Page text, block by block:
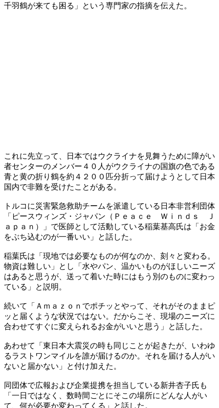
千羽鶴が来ても困る」という専門家の指摘を伝えた。
これに先立って、日本ではウクライナを見舞うために障がい
者センターのメンバー４０人がウクライナの国旗の色である
青と黄の折り鶴を約４２００匹分折って届けようとして日本
国内で非難を受けたことがある。
トルコに災害緊急救助チームを派遣している日本非営利団体
「ピースウィンズ・ジャパン（Ｐｅａｃｅ Ｗｉｎｄｓ Ｊ
ａｐａｎ）」で医師として活動している稲葉基高氏は「お金
をぶち込むのが一番いい」と話した。
稲葉氏は「現地では必要なものが何なのか、刻々と変わる。
物資は難しい」とし「水やパン、温かいものがほしいニーズ
はあると思うが、送って着いた時にはもう別のものに変わっ
ている」と説明。
続いて「Ａｍａｚｏｎでポチッとやって、それがそのままピ
ッと届くような状況ではない。だからこそ、現場のニーズに
合わせてすぐに変えられるお金がいいと思う」と話した。
あわせて「東日本大震災の時も同じことが起きたが、いわゆ
るラストワンマイルを誰が届けるのか。それを届ける人がい
ないと届かない」と付け加えた。
同団体で広報および企業提携を担当している新井杏子氏も
「一日ではなく、数時間ごとにそこの場所にどんな人がい
て、何が必要か変わってくる」と話した。